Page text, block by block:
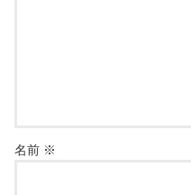
名前 ※